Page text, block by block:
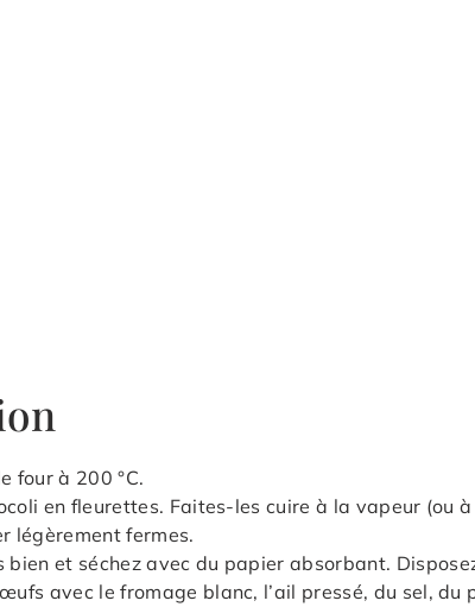
four à 200 °C.
en fleurettes. Faites-les cuire à la vapeur (ou
légèrement fermes.
bien et séchez avec du papier absorbant.
avec le fromage blanc, l’ail pressé, du sel, du